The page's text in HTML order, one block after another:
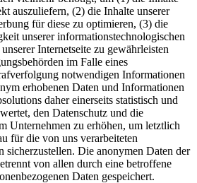
auszuliefern, (2) die Inhalte unserer
für diese zu optimieren, (3) die
unserer informationstechnologischen
Internetseite zu gewährleisten
im Falle eines
notwendigen Informationen
erhobenen Daten und Informationen
daher einerseits statistisch und
den Datenschutz und die
Unternehmen zu erhöhen, um letztlich
für die von uns verarbeiteten
sicherzustellen. Die anonymen Daten der
von allen durch eine betroffene
Daten gespeichert.